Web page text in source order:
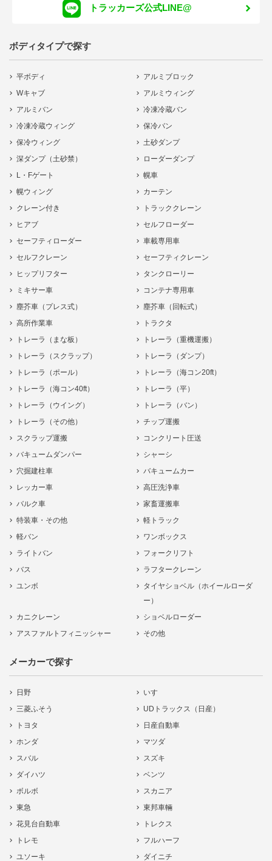
トラッカーズ公式LINE@
ボディタイプで探す
平ボディ
アルミブロック
Wキャブ
アルミウィング
アルミバン
冷凍冷蔵バン
冷凍冷蔵ウィング
保冷バン
保冷ウィング
土砂ダンプ
深ダンプ（土砂禁）
ローダーダンプ
L・Fゲート
幌車
幌ウィング
カーテン
クレーン付き
トラッククレーン
ヒアブ
セルフローダー
セーフティローダー
車載専用車
セルフクレーン
セーフティクレーン
ヒップリフター
タンクローリー
ミキサー車
コンテナ専用車
塵芥車（プレス式）
塵芥車（回転式）
高所作業車
トラクタ
トレーラ（まな板）
トレーラ（重機運搬）
トレーラ（スクラップ）
トレーラ（ダンプ）
トレーラ（ポール）
トレーラ（海コン20ft）
トレーラ（海コン40ft）
トレーラ（平）
トレーラ（ウイング）
トレーラ（バン）
トレーラ（その他）
チップ運搬
スクラップ運搬
コンクリート圧送
バキュームダンパー
シャーシ
穴掘建柱車
バキュームカー
レッカー車
高圧洗浄車
バルク車
家畜運搬車
特装車・その他
軽トラック
軽バン
ワンボックス
ライトバン
フォークリフト
バス
ラフタークレーン
ユンボ
タイヤショベル（ホイールローダ
ー）
カニクレーン
ショベルローダー
アスファルトフィニッシャー
その他
メーカーで探す
日野
いすゞ
三菱ふそう
UDトラックス（日産）
トヨタ
日産自動車
ホンダ
マツダ
スバル
スズキ
ダイハツ
ベンツ
ボルボ
スカニア
東急
東邦車輛
花見台自動車
トレクス
トレモ
フルハーフ
ユソーキ
ダイニチ